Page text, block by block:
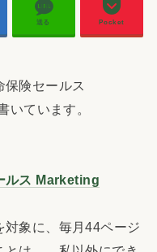
送る Pocket
険セールス
いています。
ルス Marketing
象に、毎月44ページ